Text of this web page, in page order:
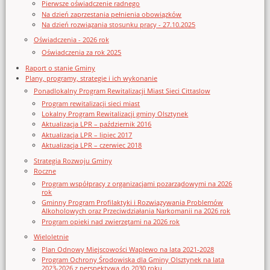
Pierwsze oświadczenie radnego
Na dzień zaprzestania pełnienia obowiązków
Na dzień rozwiązania stosunku pracy - 27.10.2025
Oświadczenia - 2026 rok
Oświadczenia za rok 2025
Raport o stanie Gminy
Plany, programy, strategie i ich wykonanie
Ponadlokalny Program Rewitalizacji Miast Sieci Cittaslow
Program rewitalizacji sieci miast
Lokalny Program Rewitalizacji gminy Olsztynek
Aktualizacja LPR – październik 2016
Aktualizacja LPR – lipiec 2017
Aktualizacja LPR – czerwiec 2018
Strategia Rozwoju Gminy
Roczne
Program współpracy z organizacjami pozarządowymi na 2026
rok
Gminny Program Profilaktyki i Rozwiązywania Problemów
Alkoholowych oraz Przeciwdziałania Narkomanii na 2026 rok
Program opieki nad zwierzętami na 2026 rok
Wieloletnie
Plan Odnowy Miejscowości Waplewo na lata 2021-2028
Program Ochrony Środowiska dla Gminy Olsztynek na lata
2023-2026 z perspektywą do 2030 roku